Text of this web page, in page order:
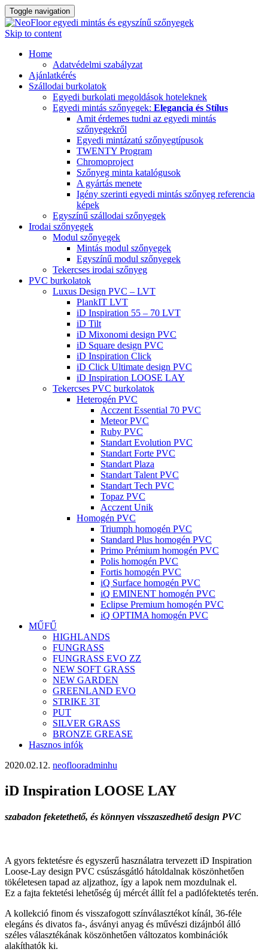
Toggle navigation
Skip to content
Home
Adatvédelmi szabályzat
Ajánlatkérés
Szállodai burkolatok
Egyedi burkolati megoldások hoteleknek
Egyedi mintás szőnyegek: Elegancia és Stílus
Amit érdemes tudni az egyedi mintás
szőnyegekről
Egyedi mintázatú szőnyegtípusok
TWENTY Program
Chromoproject
Szőnyeg minta katalógusok
A gyártás menete
Igény szerinti egyedi mintás szőnyeg referencia
képek
Egyszínű szállodai szőnyegek
Irodai szőnyegek
Modul szőnyegek
Mintás modul szőnyegek
Egyszínű modul szőnyegek
Tekercses irodai szőnyeg
PVC burkolatok
Luxus Design PVC – LVT
PlankIT LVT
iD Inspiration 55 – 70 LVT
iD Tilt
iD Mixonomi design PVC
iD Square design PVC
iD Inspiration Click
iD Click Ultimate design PVC
iD Inspiration LOOSE LAY
Tekercses PVC burkolatok
Heterogén PVC
Acczent Essential 70 PVC
Meteor PVC
Ruby PVC
Standart Evolution PVC
Standart Forte PVC
Standart Plaza
Standart Talent PVC
Standart Tech PVC
Topaz PVC
Acczent Unik
Homogén PVC
Triumph homogén PVC
Standard Plus homogén PVC
Primo Prémium homogén PVC
Polis homogén PVC
Fortis homogén PVC
iQ Surface homogén PVC
iQ EMINENT homogén PVC
Eclipse Premium homogén PVC
iQ OPTIMA homogén PVC
MŰFŰ
HIGHLANDS
FUNGRASS
FUNGRASS EVO ZZ
NEW SOFT GRASS
NEW GARDEN
GREENLAND EVO
STRIKE 3T
PUT
SILVER GRASS
BRONZE GREASE
Hasznos infók
2020.02.12. neoflooradminhu
iD Inspiration LOOSE LAY
szabadon feketethető, és könnyen visszaszedhető design PVC
A gyors fektetésre és egyszerű használatra tervezett iD Inspiration
Loose-Lay design PVC csúszásgátló hátoldalnak köszönhetően
tökéletesen tapad az aljzathoz, így a lapok nem mozdulnak el.
Ez a fajta fektetési lehetőség új mércét állít fel a padlófektetés terén.
A kollekció finom és visszafogott színválasztékot kínál, 36-féle
elegáns és divatos fa-, ásványi anyag és művészi dizájnból álló
széles választékának köszönhetően változatos kombinációk
alakíthatók ki.